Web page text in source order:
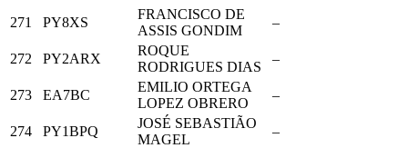
271 PY8XS
FRANCISCO DE
ASSIS GONDIM
–
272 PY2ARX
ROQUE
RODRIGUES DIAS
–
273 EA7BC
EMILIO ORTEGA
LOPEZ OBRERO
–
274 PY1BPQ
JOSÉ SEBASTIÃO
MAGEL
–